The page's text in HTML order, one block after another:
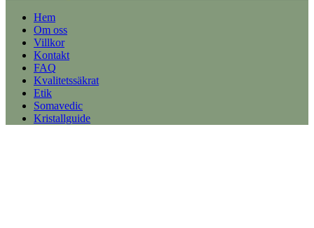
Hem
Om oss
Villkor
Kontakt
FAQ
Kvalitetssäkrat
Etik
Somavedic
Kristallguide